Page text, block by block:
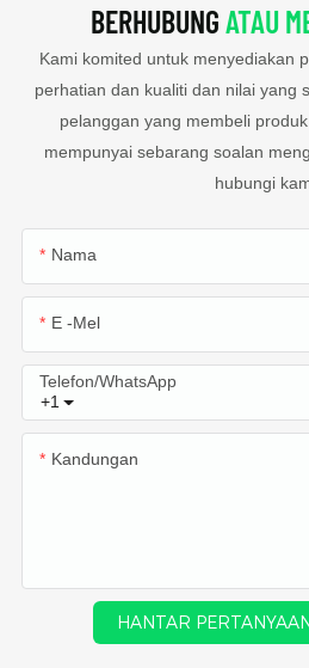
BERHUBUNGATAU
Kami komited untuk menyediakan
perhatian dan kualiti dan nilai yang
pelanggan yang membeli
mempunyai sebarang soalan
hubungi
Nama
E -mel
+1
Telefon/WhatsApp
Kandungan
HANTAR